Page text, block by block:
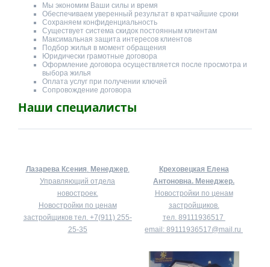
Мы экономим Ваши силы и время
Обеспечиваем уверенный результат в кратчайшие сроки
Сохраняем конфиденциальность
Существует система скидок постоянным клиентам
Максимальная защита интересов клиентов
Подбор жилья в момент обращения
Юридически грамотные договора
Оформление договора осуществляется после просмотра и
выбора жилья
Оплата услуг при получении ключей
Сопровождение договора
Наши специалисты
Лазарева Ксения Менеджер.
Управляющий отдела
новостроек.
Новостройки по ценам
застройщиков тел. +7(911) 255-
25-35
Креховецкая Елена
Антоновна. Менеджер.
Новостройки по ценам
застройщиков.
тел. 89111936517
email: 89111936517@mail.ru